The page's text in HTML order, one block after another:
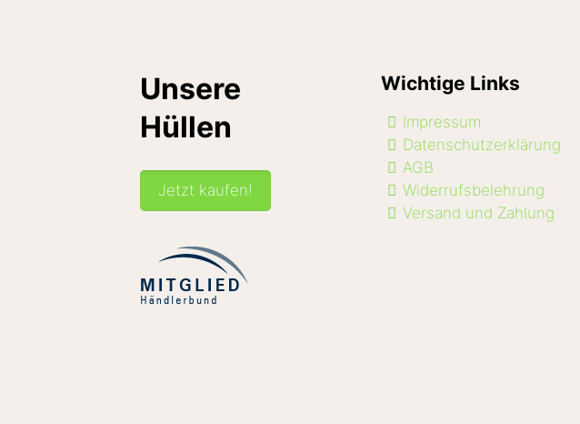
Unsere
Hüllen
Jetzt kaufen!
Wichtige Links
Impressum
Datenschutzerklärung
AGB
Widerrufsbelehrung
Versand und Zahlung